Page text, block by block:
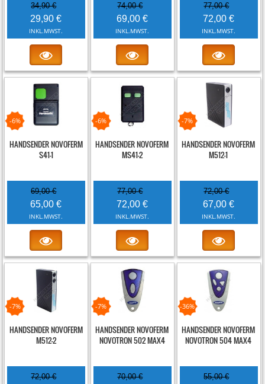
34,90 €
29,90 €
INKL.MWST.
74,00 €
69,00 €
INKL.MWST.
77,00 €
72,00 €
INKL.MWST.
-6%
HANDSENDER NOVOFERM
S41-1
69,00 €
65,00 €
INKL.MWST.
-6%
HANDSENDER NOVOFERM
MS41-2
77,00 €
72,00 €
INKL.MWST.
-7%
HANDSENDER NOVOFERM
M512-1
72,00 €
67,00 €
INKL.MWST.
-7%
HANDSENDER NOVOFERM
M512-2
72,00 €
-7%
HANDSENDER NOVOFERM
NOVOTRON 502 MAX4
70,00 €
-36%
HANDSENDER NOVOFERM
NOVOTRON 504 MAX4
55,00 €